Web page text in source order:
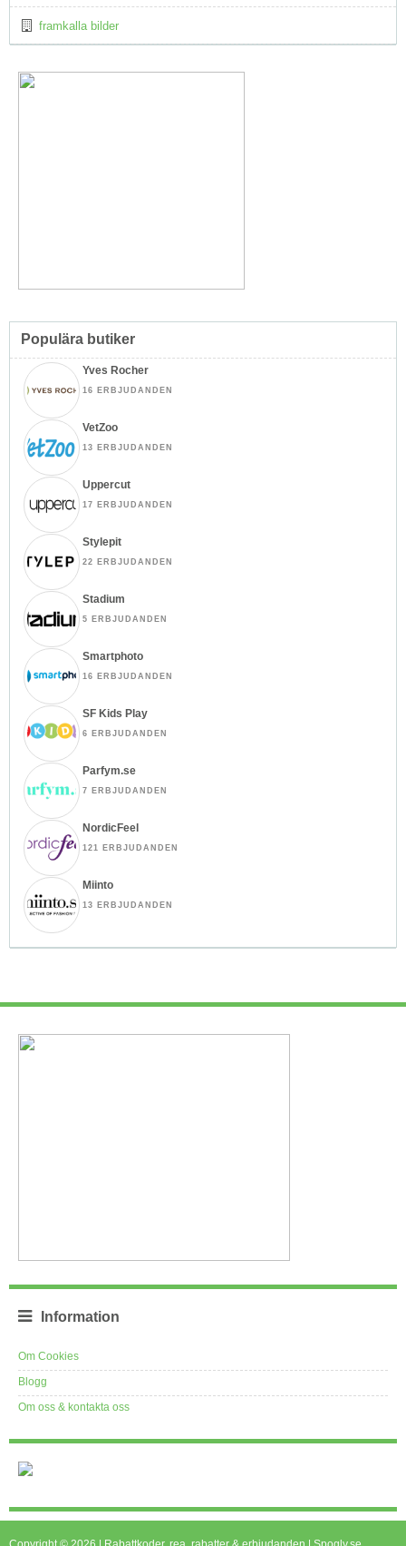
framkalla bilder
Populära butiker
Yves Rocher
16 ERBJUDANDEN
VetZoo
13 ERBJUDANDEN
Uppercut
17 ERBJUDANDEN
Stylepit
22 ERBJUDANDEN
Stadium
5 ERBJUDANDEN
Smartphoto
16 ERBJUDANDEN
SF Kids Play
6 ERBJUDANDEN
Parfym.se
7 ERBJUDANDEN
NordicFeel
121 ERBJUDANDEN
Miinto
13 ERBJUDANDEN
Information
Om Cookies
Blogg
Om oss & kontakta oss